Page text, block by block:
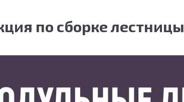
по сборке лестницы